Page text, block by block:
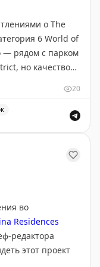
агрегаторам,
о The
6 World of
— рядом с парком
но качество
и устаревшим,
Персонал был
не был
на сайте. Автор
вместо 30 000
но не
20
во
Residences
редактора
этот проект